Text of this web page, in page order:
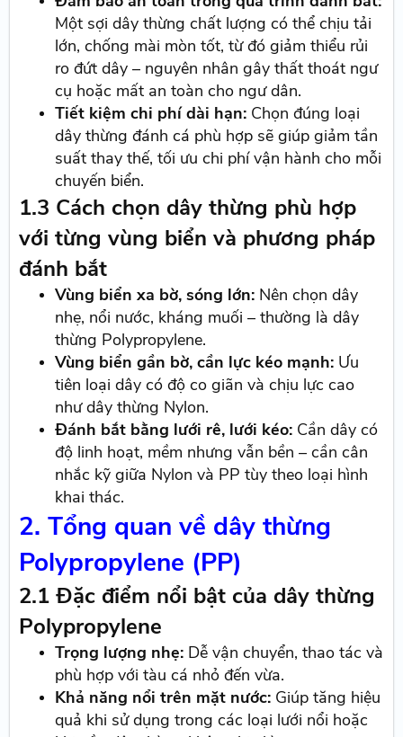
Một sợi dây thừng chất lượng có thể chịu tải
lớn, chống mài mòn tốt, từ đó giảm thiểu rủi
ro đứt dây – nguyên nhân gây thất thoát ngư
cụ hoặc mất an toàn cho ngư dân.
Tiết kiệm chi phí dài hạn: Chọn đúng loại
dây thừng đánh cá phù hợp sẽ giúp giảm tần
suất thay thế, tối ưu chi phí vận hành cho mỗi
chuyến biển.
1.3 Cách chọn dây thừng phù hợp
với từng vùng biển và phương pháp
đánh bắt
Vùng biển xa bờ, sóng lớn: Nên chọn dây
nhẹ, nổi nước, kháng muối – thường là dây
thừng Polypropylene.
Vùng biển gần bờ, cần lực kéo mạnh: Ưu
tiên loại dây có độ co giãn và chịu lực cao
như dây thừng Nylon.
Đánh bắt bằng lưới rê, lưới kéo: Cần dây có
độ linh hoạt, mềm nhưng vẫn bền – cần cân
nhắc kỹ giữa Nylon và PP tùy theo loại hình
khai thác.
2. Tổng quan về dây thừng
Polypropylene (PP)
2.1 Đặc điểm nổi bật của dây thừng
Polypropylene
Trọng lượng nhẹ: Dễ vận chuyển, thao tác và
phù hợp với tàu cá nhỏ đến vừa.
Khả năng nổi trên mặt nước: Giúp tăng hiệu
quả khi sử dụng trong các loại lưới nổi hoặc